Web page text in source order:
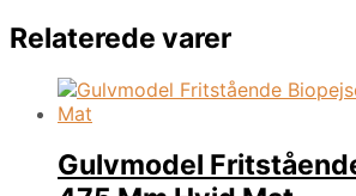
Relaterede varer
Gulvmodel